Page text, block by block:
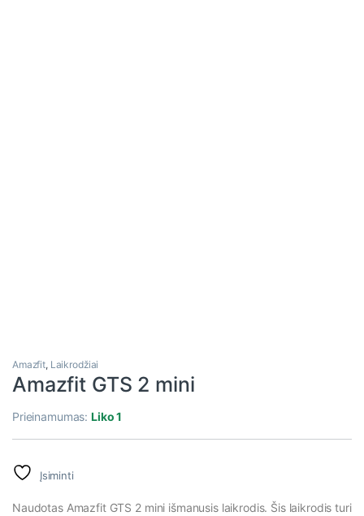
Amazfit, Laikrodžiai
Amazfit GTS 2 mini
Prieinamumas:Liko 1
Įsiminti
Naudotas Amazfit GTS 2 mini išmanusis laikrodis. Šis laikrodis turi